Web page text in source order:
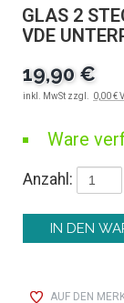
GLAS 2
VDE
19,90 €
inkl. MwSt zzgl. 0,00 €
Ware
Anzahl:
AUF DEN